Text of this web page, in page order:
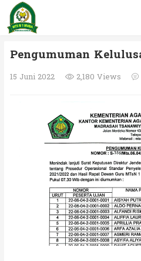
Pengumuman
15 Juni 2022 2,180 Views